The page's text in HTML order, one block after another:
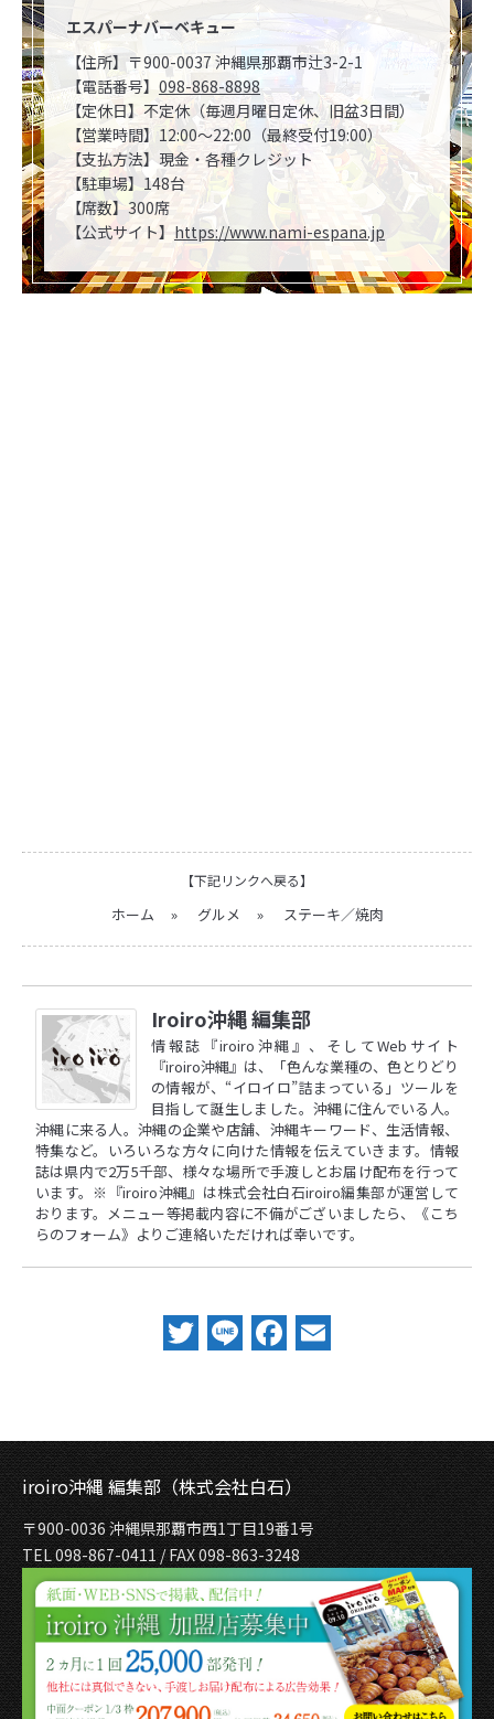
エスパーナバーベキュー
【住所】〒900-0037 沖縄県那覇市辻3-2-1
【電話番号】 098-868-8898
【定休日】不定休（毎週月曜日定休、旧盆3日間）
【営業時間】12:00〜22:00（最終受付19:00）
【支払方法】現金・各種クレジット
【駐車場】148台
【席数】300席
【公式サイト】 https://www.nami-espana.jp
【下記リンクへ戻る】
ホーム » グルメ » ステーキ／焼肉
Iroiro沖縄 編集部
情報誌『iroiro沖縄』、そしてWebサイト
『iroiro沖縄』は、「色んな業種の、色とりどり
の情報が、“イロイロ”詰まっている」ツールを
目指して誕生しました。沖縄に住んでいる人。
沖縄に来る人。沖縄の企業や店舗、沖縄キーワード、生活情報、
特集など。いろいろな方々に向けた情報を伝えていきます。情報
誌は県内で2万5千部、様々な場所で手渡しとお届け配布を行って
います。※『iroiro沖縄』は株式会社白石iroiro編集部が運営して
おります。メニュー等掲載内容に不備がございましたら、
《こち
らのフォーム》 よりご連絡いただければ幸いです。
Twitter
LineFacebook
iroiro沖縄 編集部（株式会社白石）
〒900-0036 沖縄県那覇市西1丁目19番1号
TEL 098-867-0411 / FAX 098-863-3248